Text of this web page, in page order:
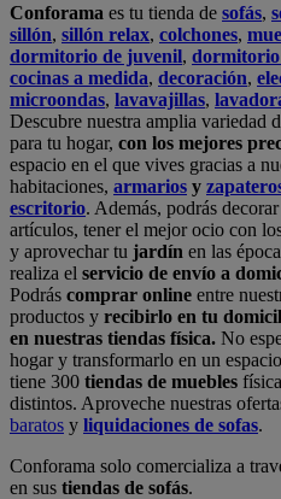
Conforama es tu tienda de sofás,
sillón, sillón relax, colchones,
dormitorio de juvenil,
cocinas a medida, decoración,
microondas, lavavajillas,
Descubre nuestra amplia variedad
para tu hogar, con los mejores
espacio en el que vives gracias a
habitaciones, armarios y
escritorio. Además, podrás
artículos, tener el mejor ocio con
y aprovechar tu jardín en las
realiza el servicio de envío a
Podrás comprar online entre
productos y recibirlo en tu
en nuestras tiendas física. No
hogar y transformarlo en un
tiene 300 tiendas de muebles
distintos. Aproveche nuestras
baratos y liquidaciones de sofas.
Conforama solo comercializa a
en sus tiendas de sofás.